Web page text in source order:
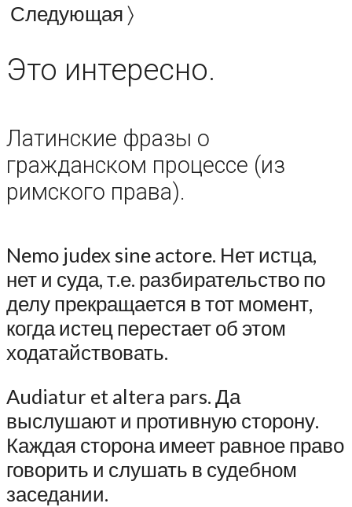
Следующая 〉
Это интересно.
Латинские фразы о
гражданском процессе (из
римского права).
Nemo judex sine actore. Нет истца,
нет и суда, т.е. разбирательство по
делу прекращается в тот момент,
когда истец перестает об этом
ходатайствовать.
Audiatur et altera pars. Да
выслушают и противную сторону.
Каждая сторона имеет равное право
говорить и слушать в судебном
заседании.